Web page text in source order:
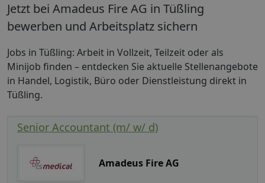
Jetzt bei Amadeus Fire AG in Tüßling
bewerben und Arbeitsplatz sichern
Jobs in Tüßling: Arbeit in Vollzeit, Teilzeit oder als
Minijob finden – entdecken Sie aktuelle Stellenangebote
in Handel, Logistik, Büro oder Dienstleistung direkt in
Tüßling.
Senior Accountant (m/ w/ d)
Amadeus Fire AG